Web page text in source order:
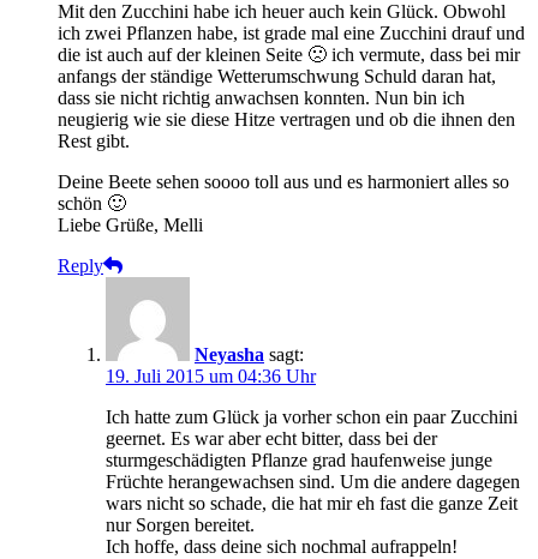
Mit den Zucchini habe ich heuer auch kein Glück. Obwohl
ich zwei Pflanzen habe, ist grade mal eine Zucchini drauf und
die ist auch auf der kleinen Seite 🙁 ich vermute, dass bei mir
anfangs der ständige Wetterumschwung Schuld daran hat,
dass sie nicht richtig anwachsen konnten. Nun bin ich
neugierig wie sie diese Hitze vertragen und ob die ihnen den
Rest gibt.
Deine Beete sehen soooo toll aus und es harmoniert alles so
schön 🙂
Liebe Grüße, Melli
Reply
Neyasha sagt:
19. Juli 2015 um 04:36 Uhr
Ich hatte zum Glück ja vorher schon ein paar Zucchini
geernet. Es war aber echt bitter, dass bei der
sturmgeschädigten Pflanze grad haufenweise junge
Früchte herangewachsen sind. Um die andere dagegen
wars nicht so schade, die hat mir eh fast die ganze Zeit
nur Sorgen bereitet.
Ich hoffe, dass deine sich nochmal aufrappeln!